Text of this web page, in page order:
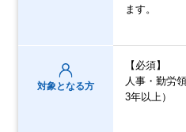
ます。
対象となる方
【必須】
人事・勤労
3年以上）